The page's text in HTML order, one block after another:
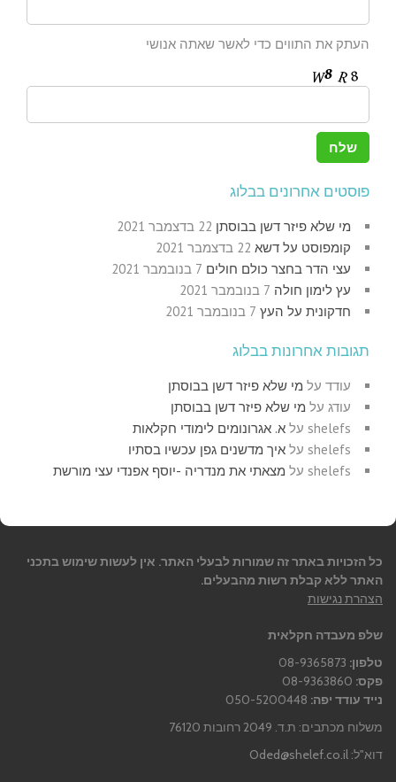
העתק את התווים כדי לאשר שאתה אנושי
פוסטים אחרונים בבלוג
מי שלא פיזר דשן בבוסתן 22 בדצמבר 2021
קומפוסט על דשא 22 בדצמבר 2021
עצי הדר בחצר כולם חולים 7 בנובמבר 2021
עץ לימון חולה 7 בנובמבר 2021
חדקונית על העץ 7 בנובמבר 2021
תגובות אחרונות בבלוג
עודד על מי שלא פיזר דשן בבוסתן
עודג על מי שלא פיזר דשן בבוסתן
shelefs על א. אגרונומים לימודי חקלאות
shelefs על איך מדשנים גפן עכשיו בסתיו
shelefs על מצאתי את מנדריה -יוסף אפנדי עצי מורשת
כל הזכויות באתר זה שמורות לבעלי האתר. אין לעשות שימוש בתכני
האתר ללא קבלת רשות מהבעלים.
הצהרת נגישות
שלפ מעבדה חקלאית
טלפון:
פקס:
נייד עודד יפה:
משלוח מכתבים: ת.ד. 2049 רחובות 76120
דוא"ל: Oded@shelef.co.il